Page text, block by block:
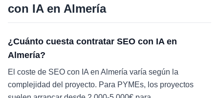
con IAen Almería
¿Cuánto cuesta contratar SEO con IA en
Almería?
El coste de SEO con IA en Almería varía según la
complejidad del proyecto. Para PYMEs, los proyectos